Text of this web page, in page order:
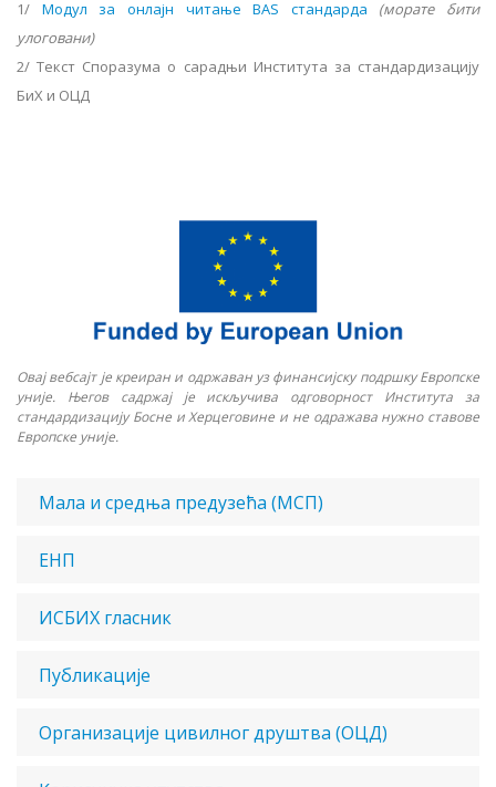
1/ Модул за онлајн читање BAS стандарда
(морате бити
улоговани)
2/ Текст Споразума о сарадњи Института за стандардизацију
БиХ и ОЦД
Овајвебсајтје креиран и одржаван уз финансијску подршку Европске
уније. Његов садржај је искључива одговорност Института за
стандардизацију Босне и Херцеговине и не одражава нужно ставове
Европске уније.
Мала и средња предузећа (МСП)
ЕНП
ИСБИХ гласник
Публикације
Oрганизације цивилног друштва (ОЦД)